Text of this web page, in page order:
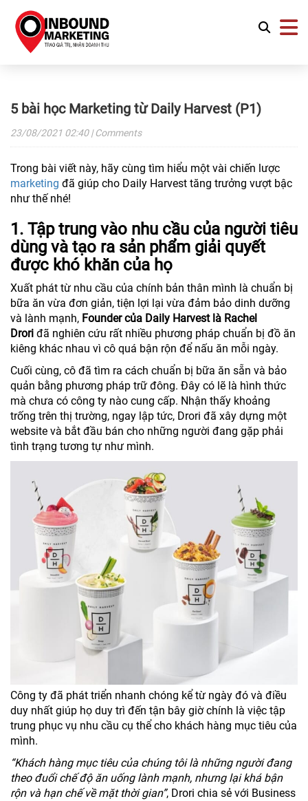
5 bài học Marketing từ Daily Harvest (P1)
23/08/2021 02:40| Comments
Trong bài viết này, hãy cùng tìm hiểu một vài chiến lược
marketing đã giúp cho Daily Harvest tăng trưởng vượt bậc
như thế nhé!
1. Tập trung vào nhu cầu của người tiêu
dùng và tạo ra sản phẩm giải quyết
được khó khăn của họ
Xuất phát từ nhu cầu của chính bản thân mình là chuẩn bị
bữa ăn vừa đơn giản, tiện lợi lại vừa đảm bảo dinh dưỡng
và lành mạnh, Founder của Daily Harvest là Rachel
Drori đã nghiên cứu rất nhiều phương pháp chuẩn bị đồ ăn
kiêng khác nhau vì cô quá bận rộn để nấu ăn mỗi ngày.
Cuối cùng, cô đã tìm ra cách chuẩn bị bữa ăn sẵn và bảo
quản bằng phương pháp trữ đông. Đây có lẽ là hình thức
mà chưa có công ty nào cung cấp. Nhận thấy khoảng
trống trên thị trường, ngay lập tức, Drori đã xây dựng một
website và bắt đầu bán cho những người đang gặp phải
tình trạng tương tự như mình.
Công ty đã phát triển nhanh chóng kể từ ngày đó và điều
duy nhất giúp họ duy trì đến tận bây giờ chính là việc tập
trung phục vụ nhu cầu cụ thể cho khách hàng mục tiêu của
mình.
“Khách hàng mục tiêu của chúng tôi là những người đang
theo đuổi chế độ ăn uống lành mạnh, nhưng lại khá bận
rộn và hạn chế về mặt thời gian”, Drori chia sẻ với Business